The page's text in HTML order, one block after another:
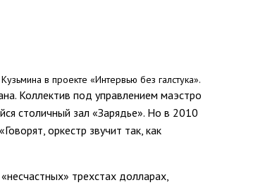
в проекте «Интервью без галстука».
Коллектив под управлением маэстро
столичный зал «Зарядье». Но в 2010
оркестр звучит так, как
трехстах долларах,